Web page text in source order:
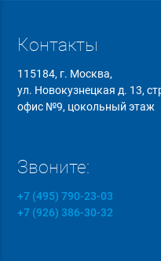
Контакты
115184, г. Москва,
ул. Новокузнецкая д. 13,
офис №9, цокольный этаж
Звоните:
+7 (495) 790-23-03
+7 (926) 386-30-32